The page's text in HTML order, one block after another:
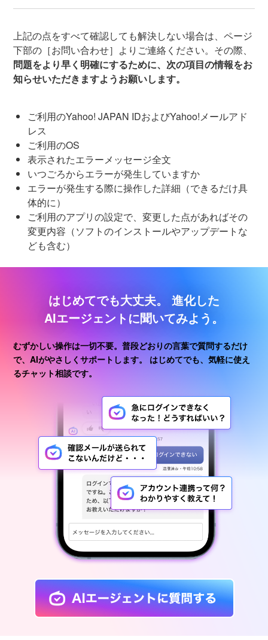
上記の点をすべて確認しても解決しない場合は、ページ
下部の［お問い合わせ］よりご連絡ください。その際、
問題をより早く明確にするために、次の項目の情報をお
知らせいただきますようお願いします。
ご利用のYahoo! JAPAN IDおよびYahoo!メールアド
レス
ご利用のOS
表示されたエラーメッセージ全文
いつごろからエラーが発生していますか
エラーが発生する際に操作した詳細（できるだけ具
体的に）
ご利用のアプリの設定で、変更した点があればその
変更内容（ソフトのインストールやアップデートな
ども含む）
はじめてでも大丈夫。
進化した
AIエージェントに聞いてみよう。
むずかしい操作は一切不要。普段どおりの言葉で質問するだけ
で、AIがやさしくサポートします。
はじめてでも、気軽に使え
るチャット相談です。